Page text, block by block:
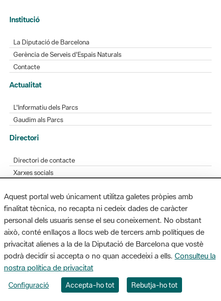
Institució
La Diputació de Barcelona
Gerència de Serveis d'Espais Naturals
Contacte
Actualitat
L'Informatiu dels Parcs
Gaudim als Parcs
Directori
Directori de contacte
Xarxes socials
Bústia de suggeriments
Opineu sobre els parcs
MAPA WEB AVÍS LEGAL ACCESSIBILITAT
Diputació de Barcelona. Edifici Llacuna, 1a planta. Badajoz, 49. 08005
Barcelona. Tel. 934 022 428 / xarxaparcs@diba.cat
Aquest portal web únicament utilitza galetes pròpies amb
finalitat tècnica, no recapta ni cedeix dades de caràcter
personal dels usuaris sense el seu coneixement. No obstant
això, conté enllaços a llocs web de tercers amb polítiques de
privacitat alienes a la de la Diputació de Barcelona que vostè
podrà decidir si accepta o no quan accedeixi a ells. Consulteu la
nostra política de privacitat
Configuració Accepta-ho tot Rebutja-ho tot